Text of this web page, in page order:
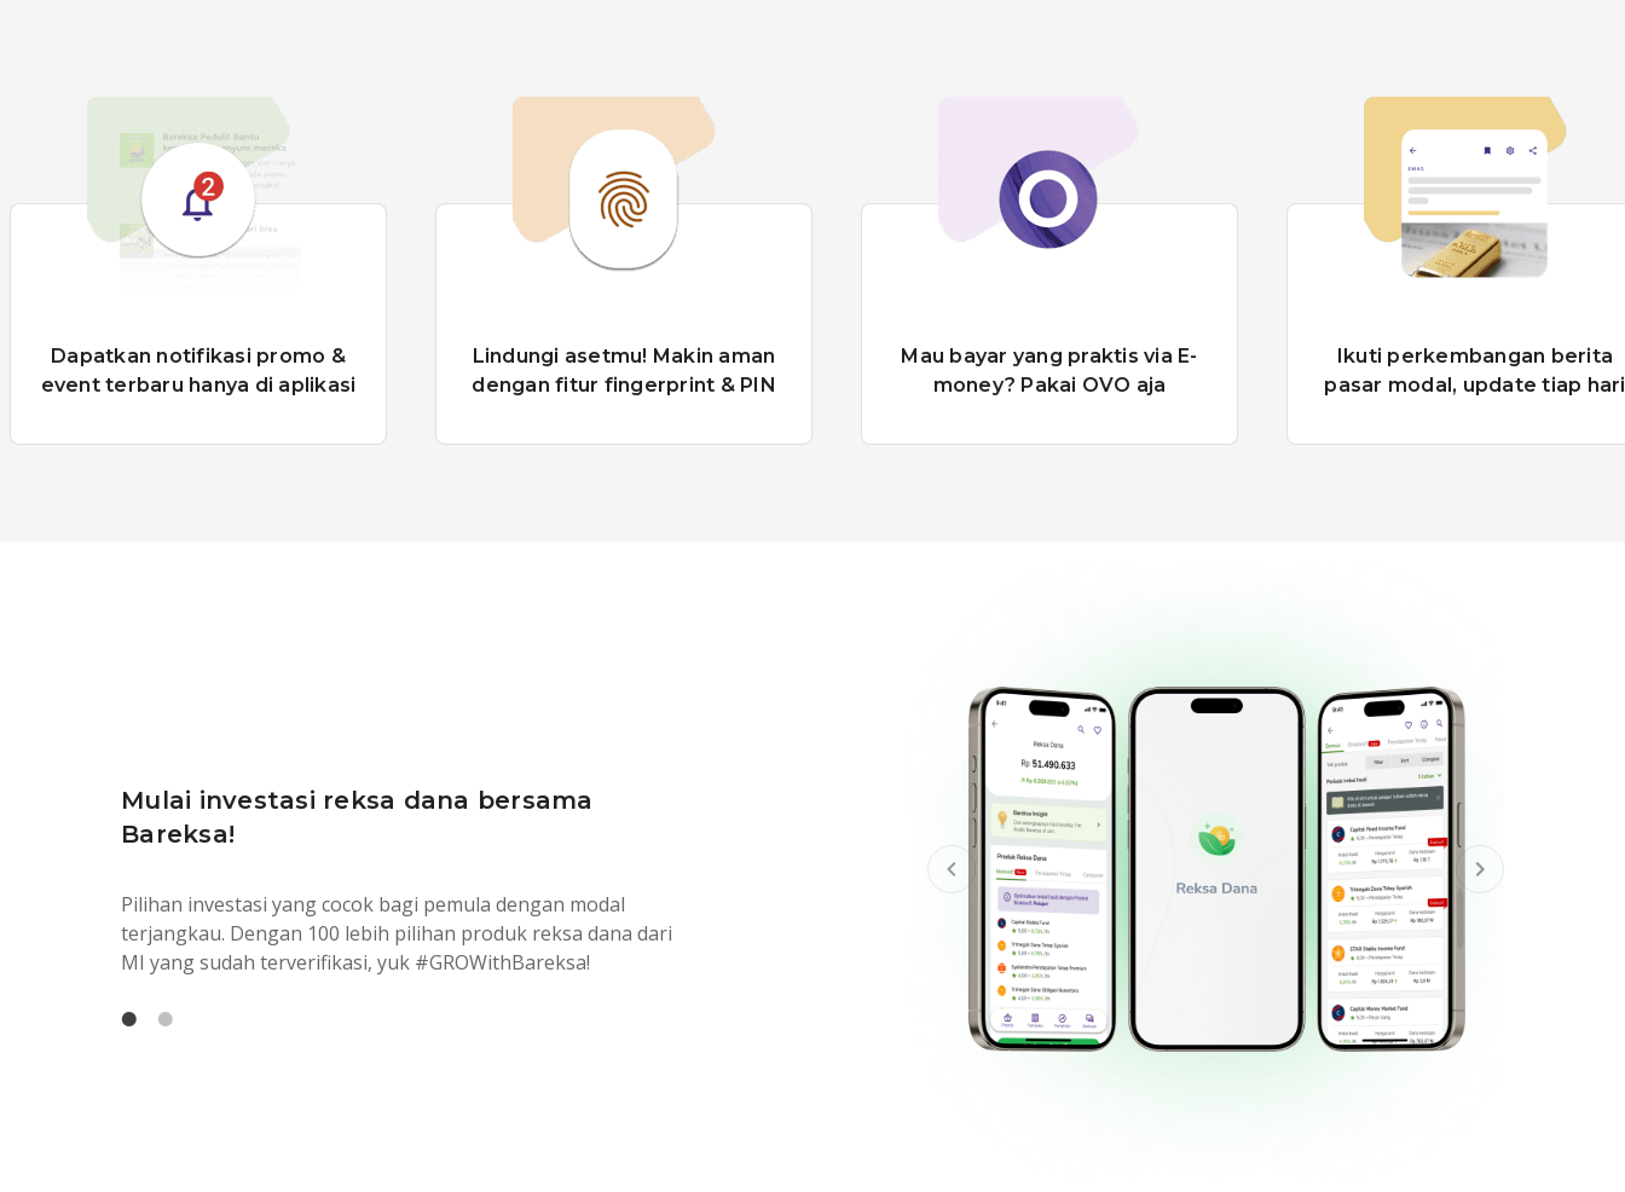
Lindungi asetmu! Makin aman
dengan fitur fingerprint & PIN
Mau bayar yang praktis via E-
money? Pakai OVO aja
Ikuti perkembangan berita
pasar modal, update tiap hari
Dapatkan notifikasi promo
event terbaru hanya di
Mulai investasi reksa dana bersama
Bareksa!
Pilihan investasi yang cocok bagi pemula dengan modal
terjangkau. Dengan 100 lebih pilihan produk reksa dana dari
MI yang sudah terverifikasi, yuk #GROWithBareksa!
SBN investasi aman dan dijamin negara.
membiayai program prioritas pemerintah. Pantau portofolio
kapan saja dalam genggaman tangan.